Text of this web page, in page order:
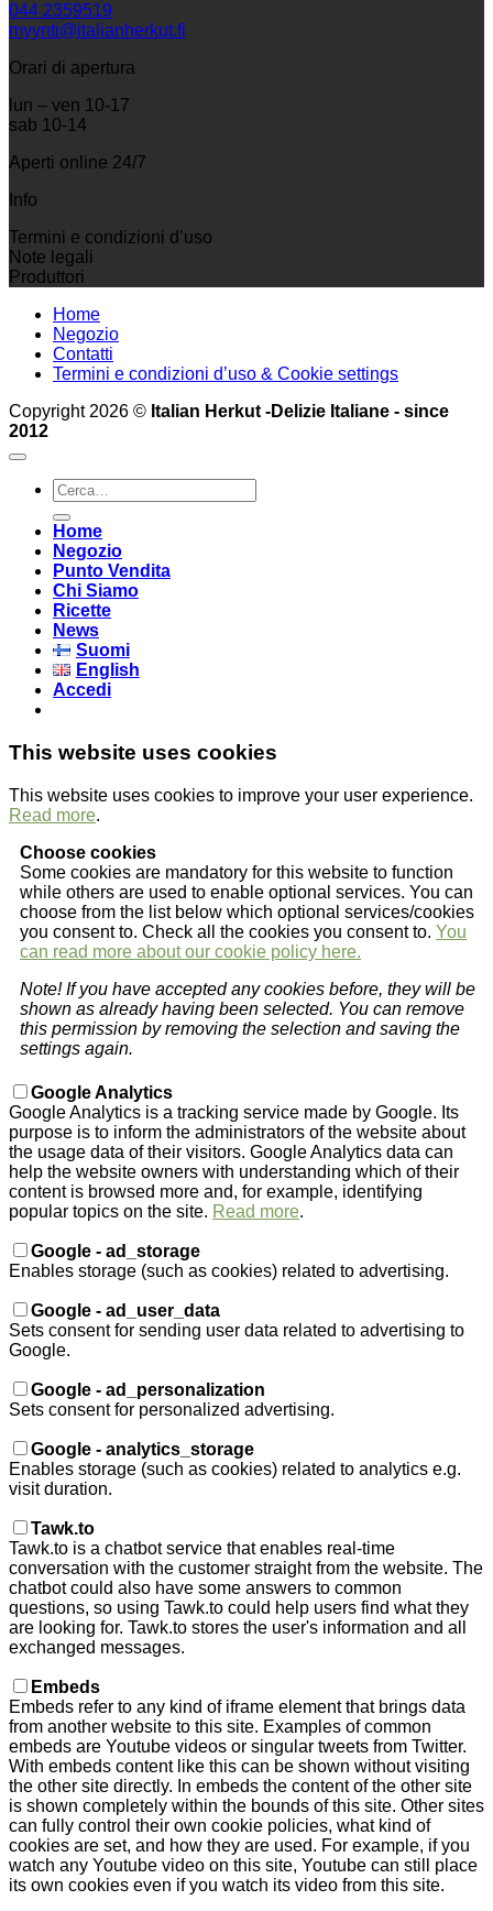
044 2359519
myynti@italianherkut.fi
Orari di apertura
lun – ven 10-17
sab 10-14
Aperti online 24/7
Info
Termini e condizioni d’uso
Note legali
Produttori
Home
Negozio
Contatti
Termini e condizioni d’uso & Cookie settings
Copyright 2026 © Italian Herkut -Delizie Italiane - since
2012
Cerca:
Home
Negozio
Punto Vendita
Chi Siamo
Ricette
News
Suomi
English
Accedi
This website uses cookies
This website uses cookies to improve your user experience.
Read more.
Choose cookies
Some cookies are mandatory for this website to function
while others are used to enable optional services. You can
choose from the list below which optional services/cookies
you consent to. Check all the cookies you consent to. You
can read more about our cookie policy here.
Note! If you have accepted any cookies before, they will be
shown as already having been selected. You can remove
this permission by removing the selection and saving the
settings again.
Google Analytics
Google Analytics is a tracking service made by Google. Its
purpose is to inform the administrators of the website about
the usage data of their visitors. Google Analytics data can
help the website owners with understanding which of their
content is browsed more and, for example, identifying
popular topics on the site. Read more.
Google - ad_storage
Enables storage (such as cookies) related to advertising.
Google - ad_user_data
Sets consent for sending user data related to advertising to
Google.
Google - ad_personalization
Sets consent for personalized advertising.
Google - analytics_storage
Enables storage (such as cookies) related to analytics e.g.
visit duration.
Tawk.to
Tawk.to is a chatbot service that enables real-time
conversation with the customer straight from the website. The
chatbot could also have some answers to common
questions, so using Tawk.to could help users find what they
are looking for. Tawk.to stores the user's information and all
exchanged messages.
Embeds
Embeds refer to any kind of iframe element that brings data
from another website to this site. Examples of common
embeds are Youtube videos or singular tweets from Twitter.
With embeds content like this can be shown without visiting
the other site directly. In embeds the content of the other site
is shown completely within the bounds of this site. Other sites
can fully control their own cookie policies, what kind of
cookies are set, and how they are used. For example, if you
watch any Youtube video on this site, Youtube can still place
its own cookies even if you watch its video from this site.